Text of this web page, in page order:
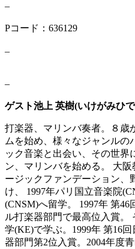
–
Pコード：636129
–
–
ゲスト池上 英樹(いけがみひ
打楽器、マリンバ奏者。８歳
ムを始め、様々なジャンルの
ック音楽と出会い、その世界
ン、マリンバを始める。 大
ージックファンデーション、
け、 1997年パリ国立音楽院
(CNSM)へ留学。 1997年 第
ル打楽器部門で最高位入賞。
学(KE)で学ぶ。1999年 第16
器部門第2位入賞。2004年度